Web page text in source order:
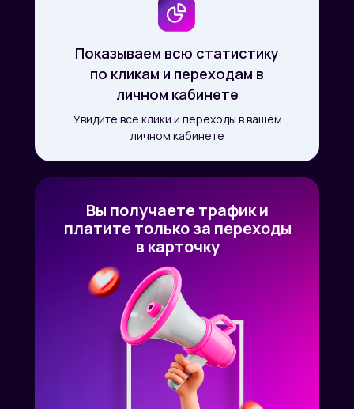
Показываем всю статистику
по кликам и переходам в
личном кабинете
Увидите все клики и переходы в вашем
личном кабинете
Вы получаете трафик и
платите только за переходы
в карточку